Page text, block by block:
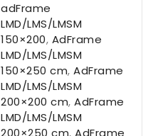
adFrame
LMD/LMS/LMSM
150×200, AdFrame
LMD/LMS/LMSM
150×250 cm, AdFrame
LMD/LMS/LMSM
200×200 cm, AdFrame
LMD/LMS/LMSM
200×250 cm, AdFrame